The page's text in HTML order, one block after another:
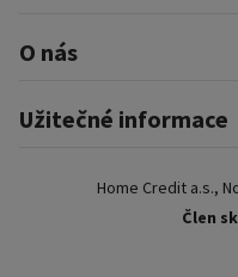
Půjčky
Financování podnikatelů
Nákupy na splátky
Financování auta
O nás
Profil firmy
Pomáháme
Užitečné informace
Poradna a nejčastější
Dokumenty ke stažení
Home Credit a.s.,
Člen